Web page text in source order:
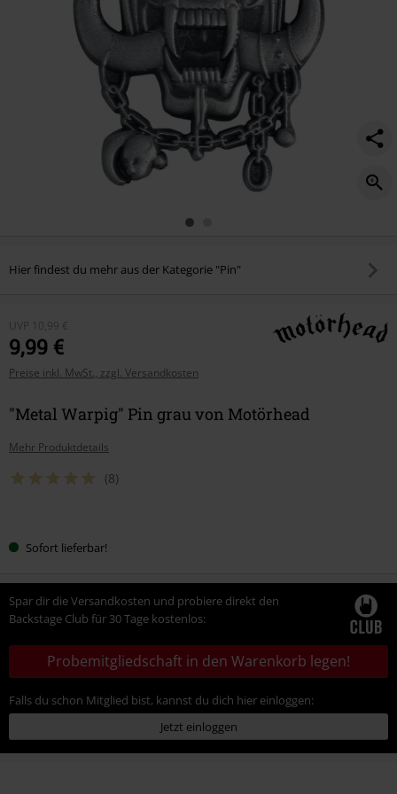
Hier findest du mehr aus der Kategorie "Pin"
UVP 10,99 €
9,99 €
Preise inkl. MwSt., zzgl. Versandkosten
"Metal Warpig" Pin grau von Motörhead
Mehr Produktdetails
(8)
deineSofort lieferbar!
Spar dir die Versandkosten und probiere direkt den
Backstage Club für 30 Tage kostenlos:
Probemitgliedschaft in den Warenkorb legen!
Falls du schon Mitglied bist, kannst du dich hier einloggen:
Jetzt einloggen